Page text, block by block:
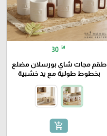
30 ₪
طقم مجات شاي بورسلان مضلع
بخطوط طولية مع يد خشبية
add_shopping_cart